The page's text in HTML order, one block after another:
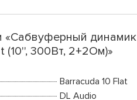
«Сабвуферный динамик
(10'', 300Вт, 2+2Ом)»
Barracuda 10 Flat
DL Audio